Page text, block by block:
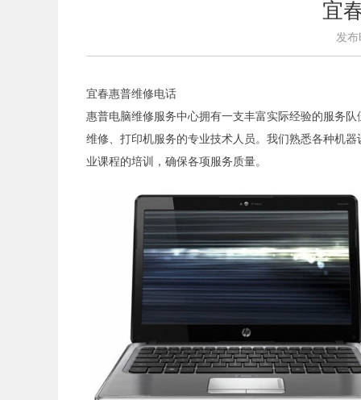
宜
发布
宜春惠普维修电话
惠普电脑维修服务中心拥有一支丰富实际经验的服务
维修、打印机服务的专业技术人员。我们熟悉各种机
业课程的培训，确保各项服务质量。